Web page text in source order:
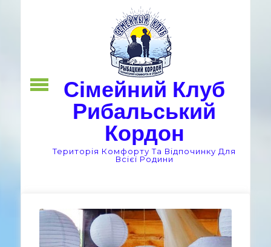
Сімейний Клуб
Рибальський
Кордон
Територія Комфорту Та Відпочинку Для
Всієї Родини